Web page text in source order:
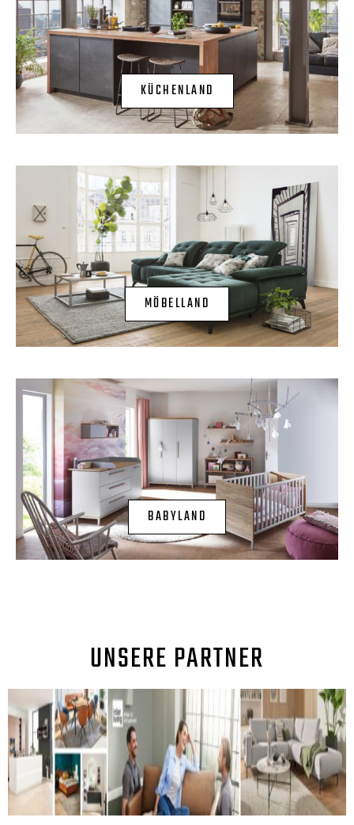
KÜCHENLAND
MÖBELLAND
BABYLAND
UNSERE PARTNER